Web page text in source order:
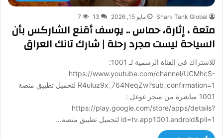
Shark Tank Global مايو 15, 2026 13
7
متعة ، إثارة، حماس .. يوسف أقنع الشاركس بأن
السياحة ليست مجرد رحلة | شارك تانك العراق
للاشتراك في القناة الرسمية لـ 1001:
https://www.youtube.com/channel/UCMhcS-
R4uluz9x_764NeqZw?sub_confirmation=1 لتحميل تطبيق منصة
1001 مباشرة من متجر غوغل :
https://play.google.com/store/apps/details?
id=tv.app1001.android&pli=1 لتحميل تطبيق منصة…